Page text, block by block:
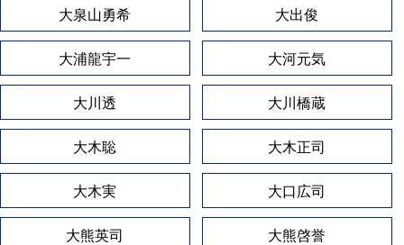
大泉山勇希 大出俊
大浦龍宇一 大河元気
大川透 大川橋蔵
大木聡 大木正司
大木実 大口広司
大熊英司 大熊啓誉